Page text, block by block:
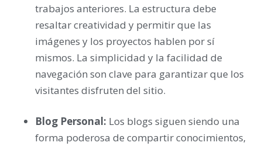
trabajos anteriores. La estructura debe
resaltar creatividad y permitir que las
imágenes y los proyectos hablen por sí
mismos. La simplicidad y la facilidad de
navegación son clave para garantizar que los
visitantes disfruten del sitio.
Blog Personal: Los blogs siguen siendo una
forma poderosa de compartir conocimientos,